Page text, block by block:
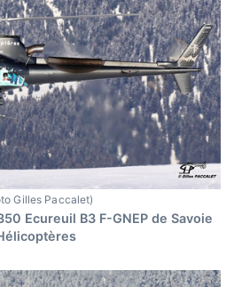
Gilles Paccalet)
Ecureuil B3 F-GNEP de Savoie